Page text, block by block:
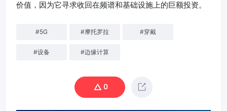
价值，因为它寻求收回在频谱和基础设施上的巨额投资。
#5G #摩托罗拉 #穿戴
#设备 #边缘计算
0